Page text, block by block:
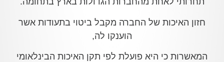
חזון האיכות של החברה מקבל ביטוי בתעודות אשר
הוענקו לה,
המאשרות כי היא פועלת לפי תקן האיכות הבינלאומי